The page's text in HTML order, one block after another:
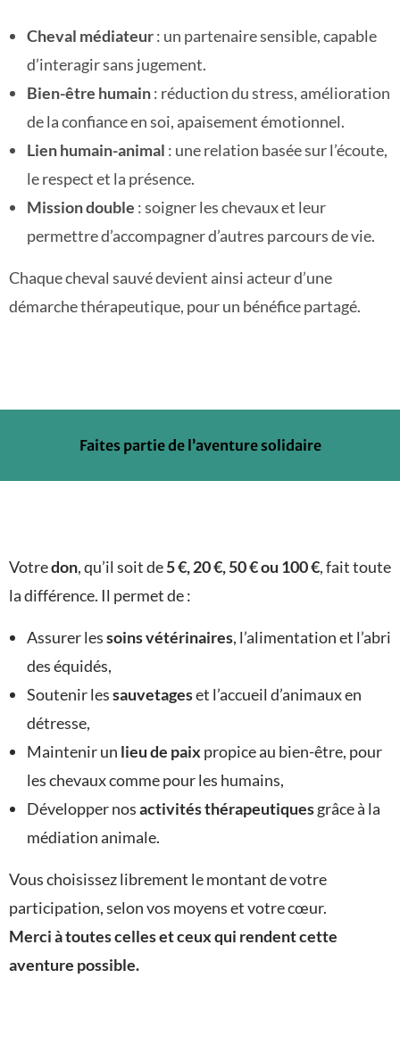
Cheval médiateur: un partenaire sensible, capable
d’interagir sans jugement.
Bien-être humain: réduction du stress, amélioration
de la confiance en soi, apaisement émotionnel.
Lien humain-animal : une relation basée sur l’écoute,
le respect et la présence.
Mission double : soigner les chevaux et leur
permettre d’accompagner d’autres parcours de vie.
Chaque cheval sauvé devient ainsi acteur d’une
démarche thérapeutique, pour un bénéfice partagé.
Faites partie de l’aventure solidaire
Votredon, qu’il soit de5 €, 20 €, 50 € ou 100 €, fait toute
la différence. Il permet de :
Assurer lessoins vétérinaires, l’alimentation et l’abri
des équidés,
Soutenir lessauvetageset l’accueil d’animaux en
détresse,
Maintenir un lieu de paix propice au bien-être, pour
les chevaux comme pour les humains,
Développer nosactivités thérapeutiquesgrâce à la
médiation animale.
Vous choisissez librement le montant de votre
participation, selon vos moyens et votre cœur.
Merci à toutes celles et ceux qui rendent cette
aventure possible.